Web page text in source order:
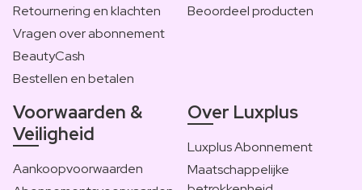
Retournering en klachten
Vragen over abonnement
BeautyCash
Bestellen en betalen
Beoordeel producten
Voorwaarden &
Veiligheid
Aankoopvoorwaarden
Over Luxplus
Luxplus Abonnement
Maatschappelijke